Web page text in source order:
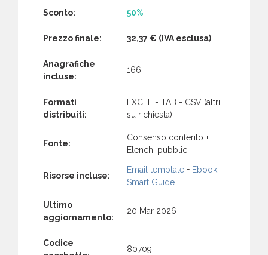
Sconto: 50%
Prezzo finale: 32,37 € (IVA esclusa)
Anagrafiche
incluse:
166
Formati
distribuiti:
EXCEL - TAB - CSV (altri
su richiesta)
Fonte:
Consenso conferito +
Elenchi pubblici
Risorse incluse:
Email template + Ebook
Smart Guide
Ultimo
aggiornamento:
20 Mar 2026
Codice
80709